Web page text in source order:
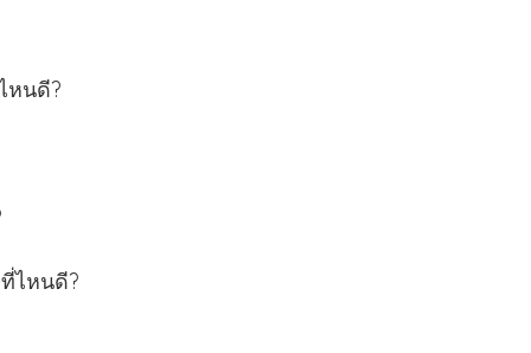
หนดี?
ไหนดี?